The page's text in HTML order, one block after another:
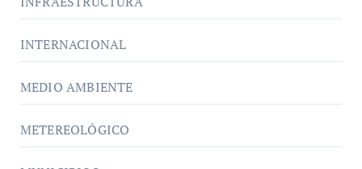
INTERNACIONAL
MEDIO AMBIENTE
METEREOLÓGICO